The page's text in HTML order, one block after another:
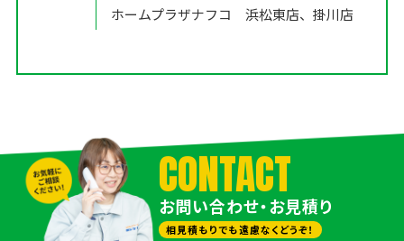
ホームプラザナフコ 浜松東店、掛川店
CONTACT
お問い合わせ・お見積り
相見積もりでも遠慮なくどうぞ！